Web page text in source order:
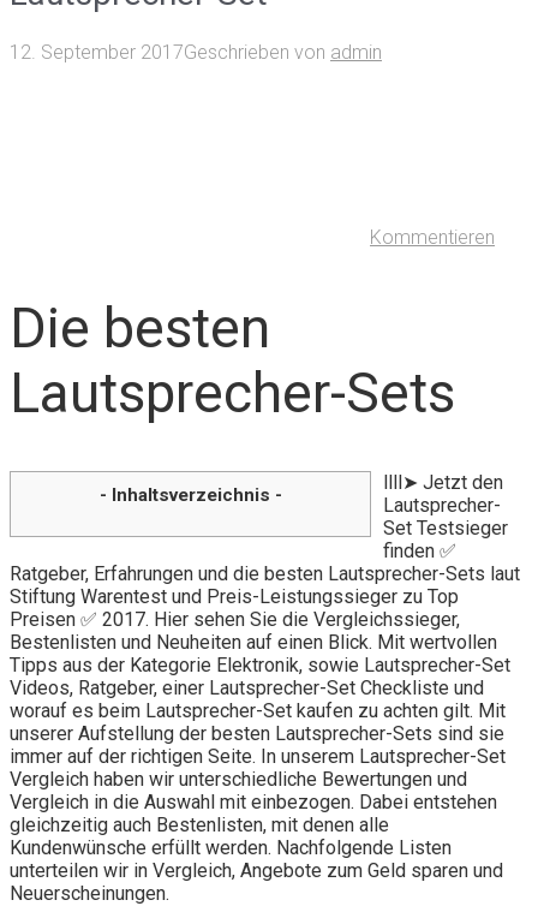
12. September 2017Geschrieben von admin
Kommentieren
Die besten
Lautsprecher-Sets
- Inhaltsverzeichnis -
llll➤ Jetzt den
Lautsprecher-
Set Testsieger
finden ✅
Ratgeber, Erfahrungen und die besten Lautsprecher-Sets laut
Stiftung Warentest und Preis-Leistungssieger zu Top
Preisen ✅ 2017. Hier sehen Sie die Vergleichssieger,
Bestenlisten und Neuheiten auf einen Blick. Mit wertvollen
Tipps aus der Kategorie Elektronik, sowie Lautsprecher-Set
Videos, Ratgeber, einer Lautsprecher-Set Checkliste und
worauf es beim Lautsprecher-Set kaufen zu achten gilt. Mit
unserer Aufstellung der besten Lautsprecher-Sets sind sie
immer auf der richtigen Seite. In unserem Lautsprecher-Set
Vergleich haben wir unterschiedliche Bewertungen und
Vergleich in die Auswahl mit einbezogen. Dabei entstehen
gleichzeitig auch Bestenlisten, mit denen alle
Kundenwünsche erfüllt werden. Nachfolgende Listen
unterteilen wir in Vergleich, Angebote zum Geld sparen und
Neuerscheinungen.